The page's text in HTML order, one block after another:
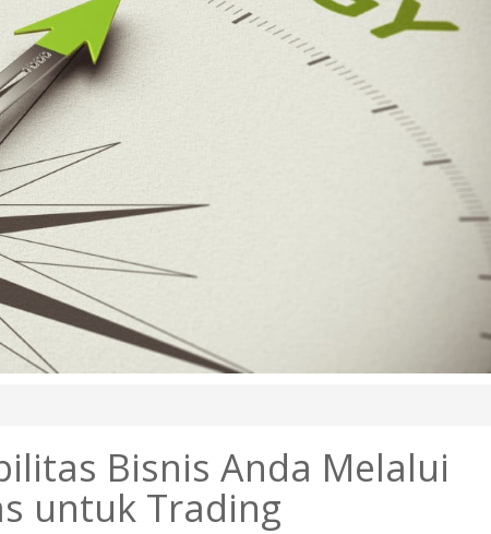
Bisnis Anda Melalui
untuk Trading